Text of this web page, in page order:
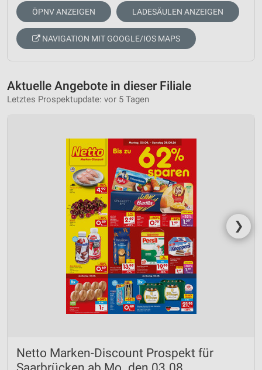
ÖPNV ANZEIGEN LADESÄULEN ANZEIGEN
NAVIGATION MIT GOOGLE/IOS MAPS
Aktuelle Angebote in dieser Filiale
Letztes Prospektupdate: vor 5 Tagen
❯
Netto Marken-Discount Prospekt für